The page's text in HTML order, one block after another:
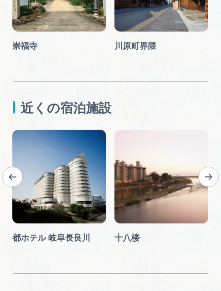
崇福寺 川原町界隈
近くの宿泊施設
都ホテル 岐阜長良川 十八楼